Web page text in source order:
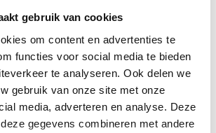
gebruik van cookies
om content en advertenties te
functies voor social media te bieden
te analyseren. Ook delen we
gebruik van onze site met onze
media, adverteren en analyse. Deze
gegevens combineren met andere
ter Bevordering van AI Netwerk
op de planning staan met
Deze evenementen zullen een platform
van inzichten en het verzamelen